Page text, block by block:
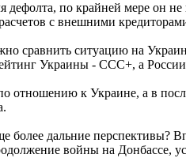
по крайней мере он
с внешними
сравнить ситуацию на
Украины - ССС+, а
отношению к Украине, а в
более дальние перспективы?
войны на Донбассе,